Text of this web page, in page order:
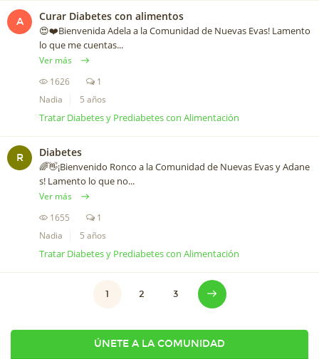
A Curar Diabetes con alimentos
😍❤️️Bienvenida Adela a la Comunidad de Nuevas Evas! Lamento
lo que me cuentas...
Ver más
1626
1
Nadia
5 años
Tratar Diabetes y Prediabetes con Alimentación
R Diabetes
🌈👋¡Bienvenido Ronco a la Comunidad de Nuevas Evas y Adane
s! Lamento lo que no...
Ver más
1655
1
Nadia
5 años
Tratar Diabetes y Prediabetes con Alimentación
1 2 3
ÚNETE A LA COMUNIDAD